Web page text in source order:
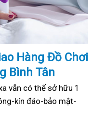
Hàng Đồ Chơi
Bình Tân
vẫn có thể sở hữu 1
kín đáo-bảo mật-